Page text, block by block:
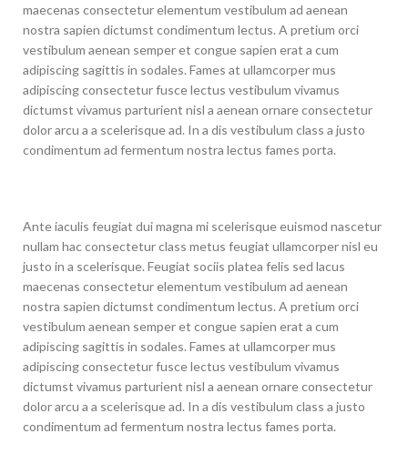
maecenas consectetur elementum vestibulum ad aenean
nostra sapien dictumst condimentum lectus. A pretium orci
vestibulum aenean semper et congue sapien erat a cum
adipiscing sagittis in sodales. Fames at ullamcorper mus
adipiscing consectetur fusce lectus vestibulum vivamus
dictumst vivamus parturient nisl a aenean ornare consectetur
dolor arcu a a scelerisque ad. In a dis vestibulum class a justo
condimentum ad fermentum nostra lectus fames porta.
Ante iaculis feugiat dui magna mi scelerisque euismod nascetur
nullam hac consectetur class metus feugiat ullamcorper nisl eu
justo in a scelerisque. Feugiat sociis platea felis sed lacus
maecenas consectetur elementum vestibulum ad aenean
nostra sapien dictumst condimentum lectus. A pretium orci
vestibulum aenean semper et congue sapien erat a cum
adipiscing sagittis in sodales. Fames at ullamcorper mus
adipiscing consectetur fusce lectus vestibulum vivamus
dictumst vivamus parturient nisl a aenean ornare consectetur
dolor arcu a a scelerisque ad. In a dis vestibulum class a justo
condimentum ad fermentum nostra lectus fames porta.